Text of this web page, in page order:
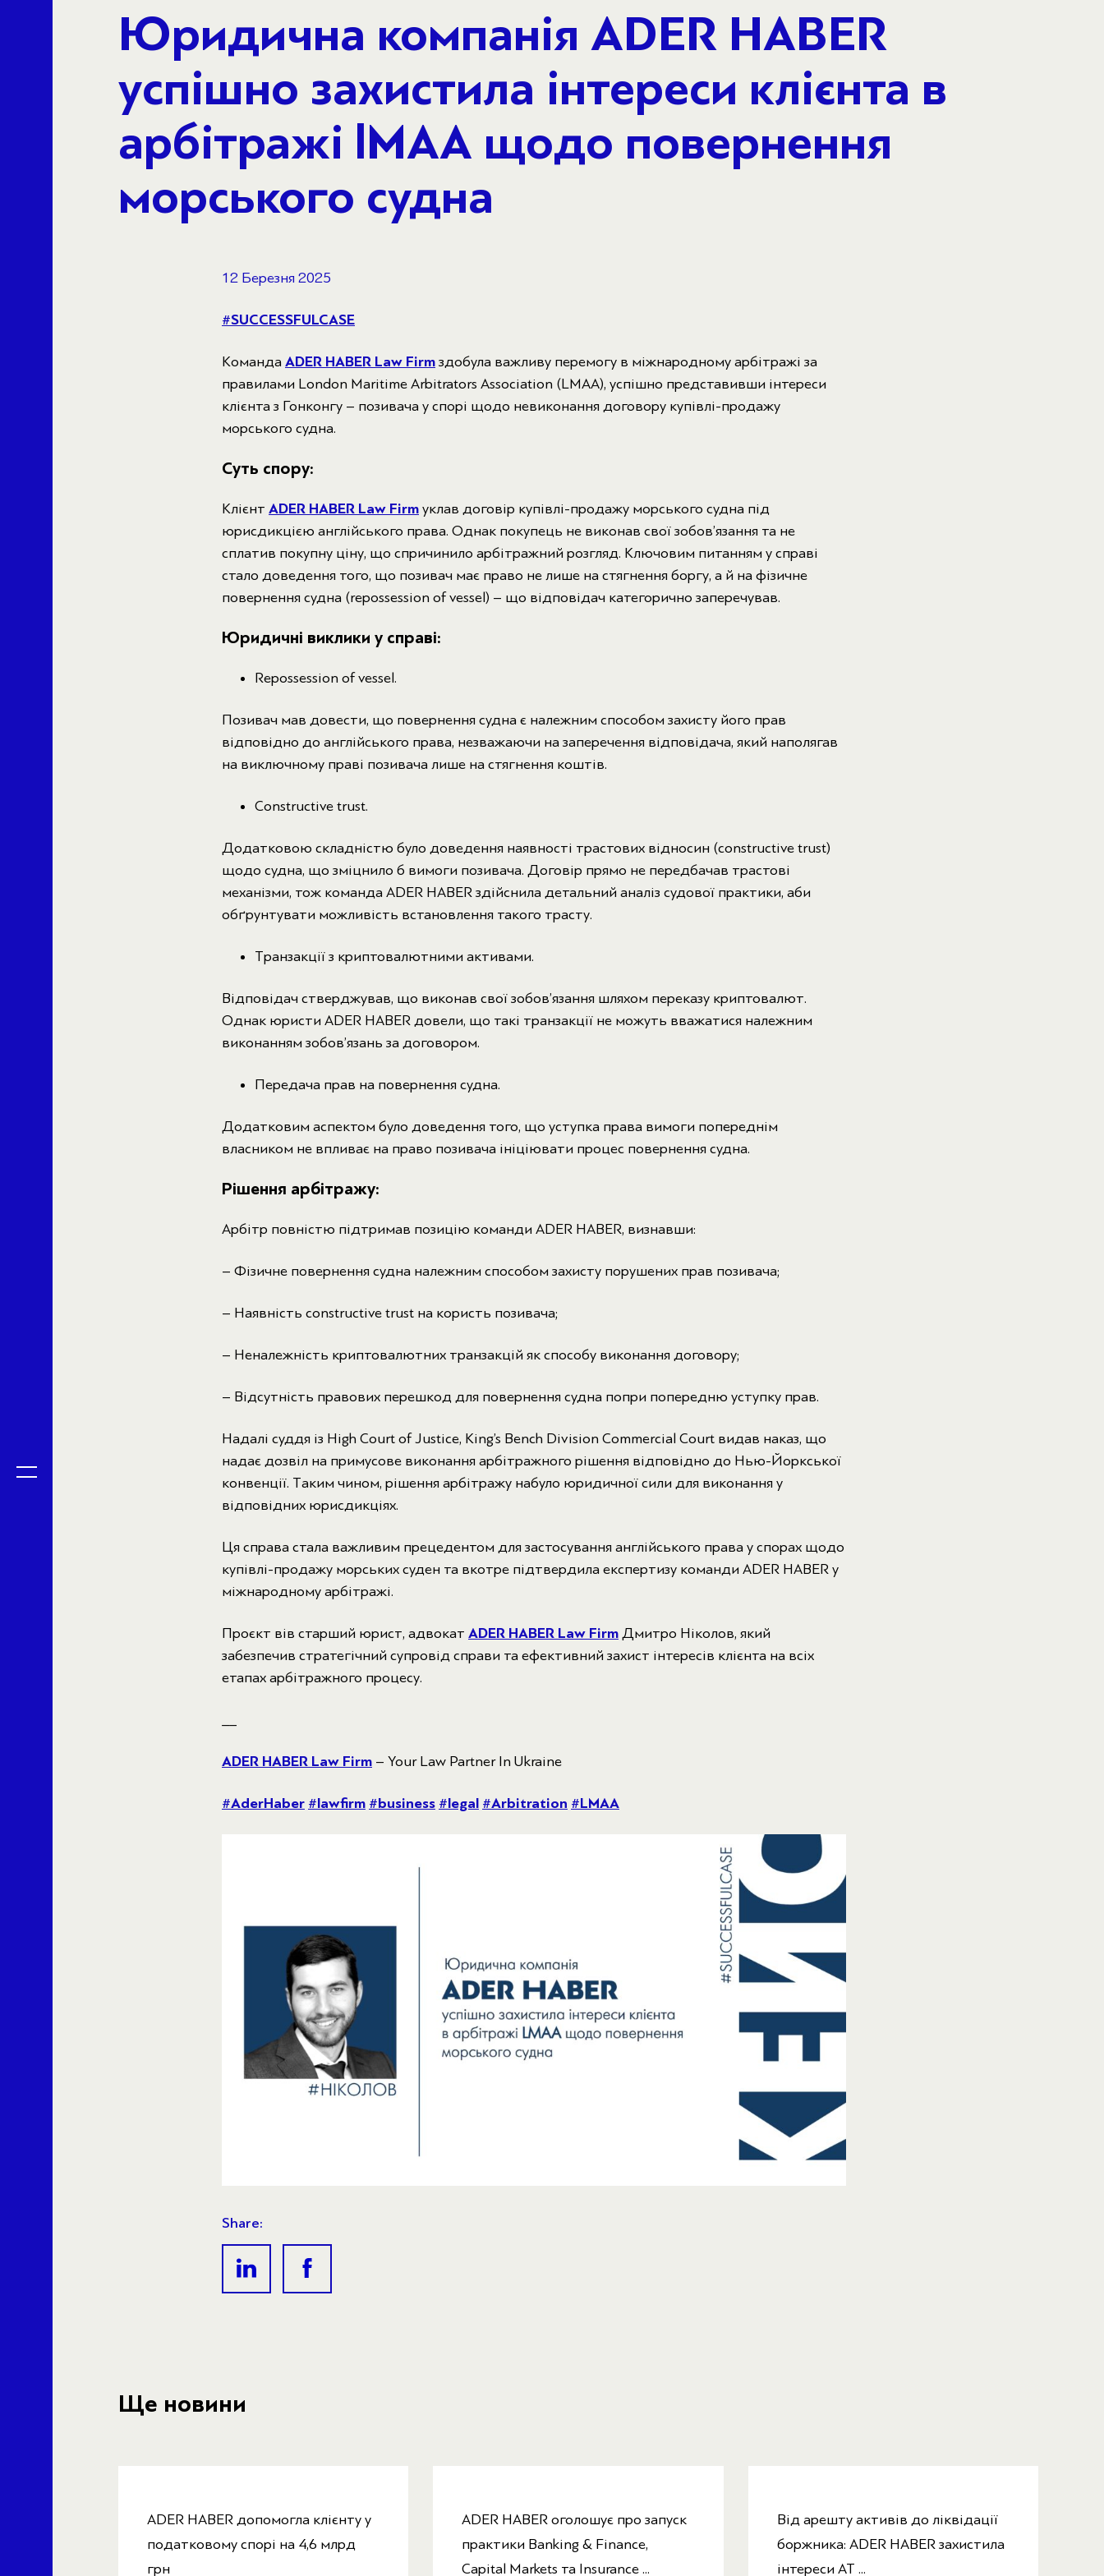
Юридична компанія ADER HABER
успішно захистила інтереси клієнта в
арбітражі lMAA щодо повернення
морського судна
12 Березня 2025
#SUCCESSFULCASE
Команда ADER HABER Law Firm здобула важливу перемогу в міжнародному арбітражі за
правилами London Maritime Arbitrators Association (LMAA), успішно представивши інтереси
клієнта з Гонконгу – позивача у спорі щодо невиконання договору купівлі-продажу
морського судна.
Суть спору:
Клієнт ADER HABER Law Firm уклав договір купівлі-продажу морського судна під
юрисдикцією англійського права. Однак покупець не виконав свої зобов’язання та не
сплатив покупну ціну, що спричинило арбітражний розгляд. Ключовим питанням у справі
стало доведення того, що позивач має право не лише на стягнення боргу, а й на фізичне
повернення судна (repossession of vessel) – що відповідач категорично заперечував.
Юридичні виклики у справі:
Repossession of vessel.
Позивач мав довести, що повернення судна є належним способом захисту його прав
відповідно до англійського права, незважаючи на заперечення відповідача, який наполягав
на виключному праві позивача лише на стягнення коштів.
Constructive trust.
Додатковою складністю було доведення наявності трастових відносин (constructive trust)
щодо судна, що зміцнило б вимоги позивача. Договір прямо не передбачав трастові
механізми, тож команда ADER HABER здійснила детальний аналіз судової практики, аби
обґрунтувати можливість встановлення такого трасту.
Транзакції з криптовалютними активами.
Відповідач стверджував, що виконав свої зобов’язання шляхом переказу криптовалют.
Однак юристи ADER HABER довели, що такі транзакції не можуть вважатися належним
виконанням зобов’язань за договором.
Передача прав на повернення судна.
Додатковим аспектом було доведення того, що уступка права вимоги попереднім
власником не впливає на право позивача ініціювати процес повернення судна.
Рішення арбітражу:
Арбітр повністю підтримав позицію команди ADER HABER, визнавши:
– Фізичне повернення судна належним способом захисту порушених прав позивача;
– Наявність constructive trust на користь позивача;
– Неналежність криптовалютних транзакцій як способу виконання договору;
– Відсутність правових перешкод для повернення судна попри попередню уступку прав.
Надалі суддя із High Court of Justice, King’s Bench Division Commercial Court видав наказ, що
надає дозвіл на примусове виконання арбітражного рішення відповідно до Нью-Йоркської
конвенції. Таким чином, рішення арбітражу набуло юридичної сили для виконання у
відповідних юрисдикціях.
Ця справа стала важливим прецедентом для застосування англійського права у спорах щодо
купівлі-продажу морських суден та вкотре підтвердила експертизу команди ADER HABER у
міжнародному арбітражі.
Проєкт вів старший юрист, адвокат ADER HABER Law Firm Дмитро Ніколов, який
забезпечив стратегічний супровід справи та ефективний захист інтересів клієнта на всіх
етапах арбітражного процесу.
ADER HABER Law Firm – Your Law Partner In Ukraine
#AderHaber #lawfirm #business #legal #Arbitration #LMAA
Share:
Ще новини
ADER HABER допомогла клієнту у
податковому спорі на 4,6 млрд
грн
ADER HABER оголошує про запуск
практики Banking & Finance,
Capital Markets та Insurance ...
Від арешту активів до ліквідації
боржника: ADER HABER захистила
інтереси АТ ...